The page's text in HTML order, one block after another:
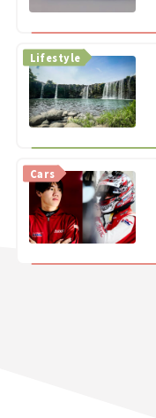
Lifestyle
Cars